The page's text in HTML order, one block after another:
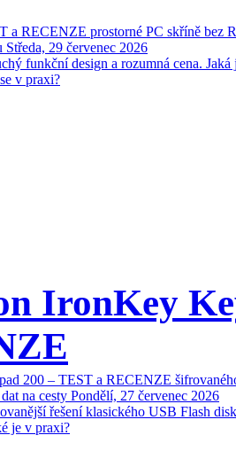
a RECENZE prostorné PC skříně bez
Středa, 29 červenec 2026
funkční design a rozumná cena. Jaká
v praxi?
IronKey
200 – TEST a RECENZE
na cesty Pondělí, 27 červenec 2026
řešení klasického USB Flash
je v praxi?